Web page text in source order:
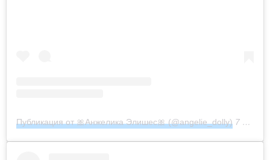
Публикация от 🎀Анжелика Элишес🎀 (@angelie_dolly) 7 Май 2019 в 9:28 PDT